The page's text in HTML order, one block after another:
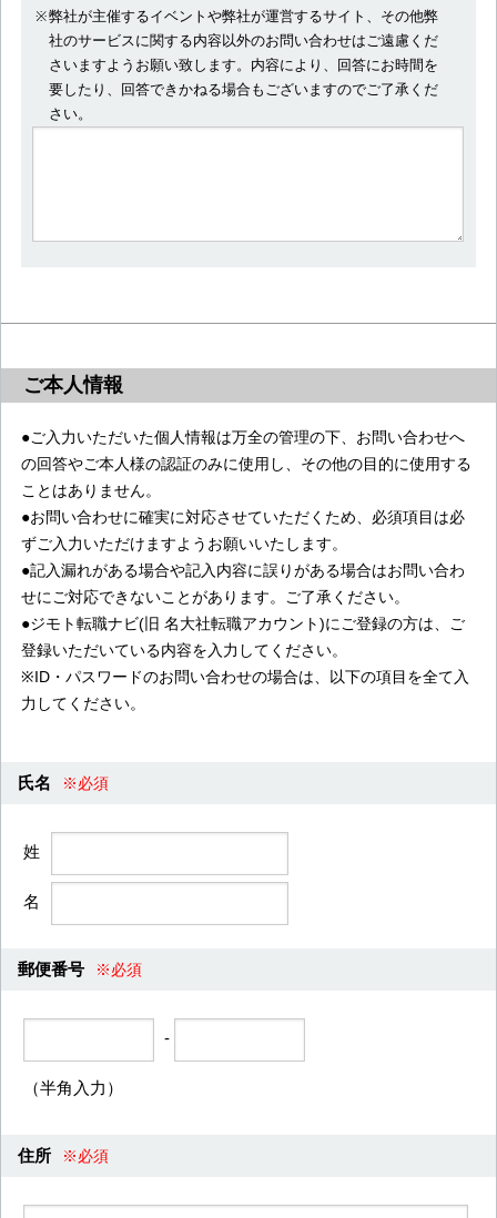
弊社が主催するイベントや弊社が運営するサイト、その他弊
社のサービスに関する内容以外のお問い合わせはご遠慮くだ
さいますようお願い致します。内容により、回答にお時間を
要したり、回答できかねる場合もございますのでご了承くだ
さい。
ご本人情報
●ご入力いただいた個人情報は万全の管理の下、お問い合わせへ
の回答やご本人様の認証のみに使用し、その他の目的に使用する
ことはありません。
●お問い合わせに確実に対応させていただくため、必須項目は必
ずご入力いただけますようお願いいたします。
●記入漏れがある場合や記入内容に誤りがある場合はお問い合わ
せにご対応できないことがあります。ご了承ください。
●ジモト転職ナビ(旧 名大社転職アカウント)にご登録の方は、ご
登録いただいている内容を入力してください。
※ID・パスワードのお問い合わせの場合は、以下の項目を全て入
力してください。
氏名 ※必須
姓
名
郵便番号 ※必須
-
（半角入力）
住所 ※必須